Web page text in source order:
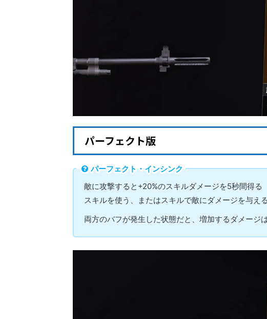
パーフェクト版
パーフェクト・インシンク
敵に攻撃すると+20%のスキルダメージを5秒間得る
スキルを使う、またはスキルで敵にダメージを与え
両方のバフが発生した状態だと、増加するダメージ